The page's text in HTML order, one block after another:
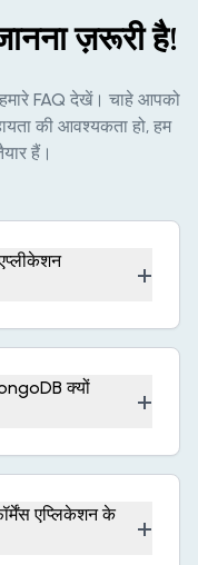
ज़रूरी है!
हमारे FAQ देखें। चाहे आपको
की आवश्यकता हो, हम
हैं।
+
क्यों
+
एप्लिकेशन के
+